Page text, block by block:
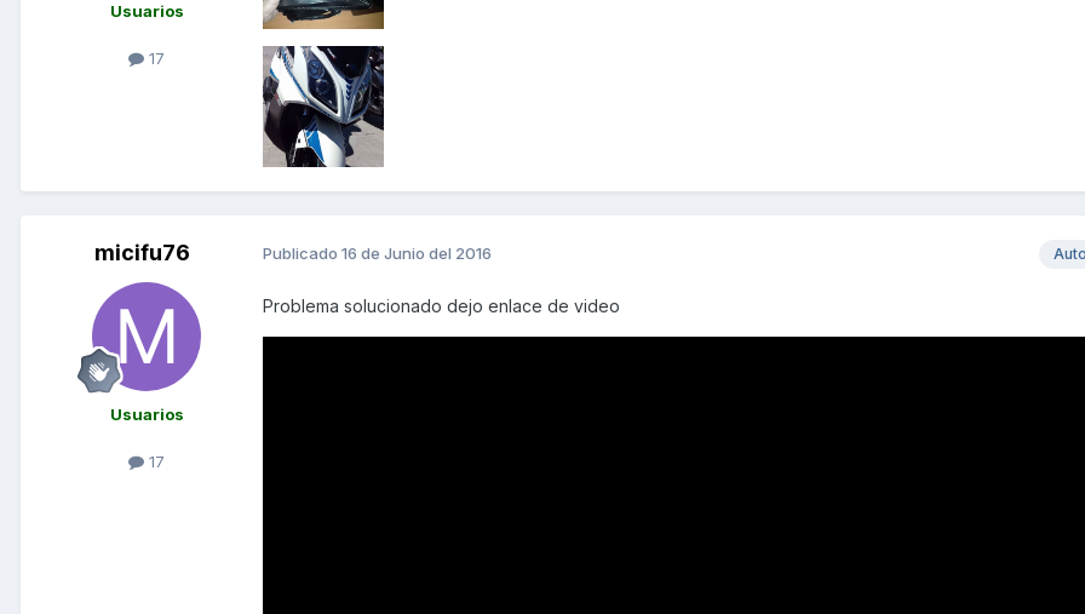
Usuarios
17
micifu76
Usuarios
17
Publicado 16 de Junio del 2016
Problema solucionado dejo enlace de video